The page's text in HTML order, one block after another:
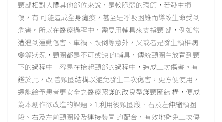
頸部相對人體其他部位來說，是較脆弱的環節，若發生損
傷，有 可能造成全身癱瘓，甚至是呼吸困難而導致生命受到
危害。所以在醫療過程中，需要用輔具來支撐頸 部，例如當
遭遇到運動傷害、車禍、跌倒等意外，又或者是發生頸椎病
變等狀況，頸圈都是不可或缺 的輔具，傳統頸圈在放置到頸
下的過程中，容易在抬起頸部的過程中，造成二次傷害。有
鑑於此，改 善頸圈結構以避免發生二次傷害，更方便使用，
還能給予患者更安全之醫療照護的改良型護頸圈結 構，便成
為本創作欲改進的課題。1.利用後頸圈段、右及左伸縮頸圈
段、右及左前頸圈段及連接裝置 的配合，有效地避免二次傷